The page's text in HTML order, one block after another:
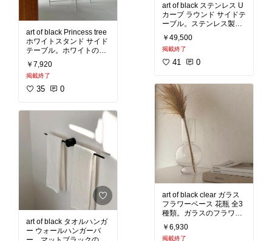
art of black Princess tree
ホワイトスタンド サイド
テーブル。ホワイトのア
イアンスタンドに桐の天
板を使用したサイドテー
ブルです。桐は滑らかな
質感で、木々の中で最も
かしたナチュラルと、深
みをプラスしたブラウ
ン、ダークブラウンの3
色から選べます。ベッド
サイドやソファサイドの
テーブルとして使った
り、オブジェやフラワー
ベースを置くディスプレ
イ台としても活用できま
#ナチュラルインテ
天然木 #桐板 #リビング #
ベッドルーム #ワンルー
￥7,920
掲載終了
35 0
art of black タオルハンガ
ー ウォールハンガーバ
art of black ステンレス U
カーブ ラウンド サイドテ
ーブル。ステンレス製の
字に模られたフレーム
に、ラウンドの天板を組
み合わせた幾何学的な姿
ッドセンチュリースタイ
ルの家具と合わせて使う
とより統一感のあるイン
テリアを楽しめます。多
目的なデザインのためプ
ライベート空間だけでな
くパブリックスペースで
#ステンレス
#サイドテー
ブル
#北欧 #シンプルイ
#ラウンド
#ミ
ング
￥49,500
掲載終了
41 0
art of black clear ガラス
フラワーベース 花瓶 全3
種類。ガラスのフラワー
としてはもちろんそのま
￥6,930
掲載終了